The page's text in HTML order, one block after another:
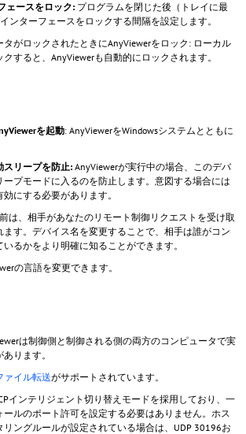
ェースをロック: プログラムを閉じた後（トレイに最
ンターフェースをロックする間隔を設定します。
タがロックされたときにAnyViewerをロック: ローカル
すると、AnyViewerも自動的にロックされます。
を起動: AnyViewerをWindowsシステムとともに
スリープを防止: AnyViewerが実行中の場合、このデバ
ープモードに入るのを防止します。意図する場合には
にする必要があります。
は、相手があなたのリモート制御リクエストを受け取
ます。デバイス名を変更することで、相手は誰がコン
るかをより明確に知ることができます。
の言語を変更できます。
は制御側と制御される側の両方のコンピュータで実
ります。
ァイル転送がサポートされています。
インテリジェント切り替えモードを採用しており、一
ールのポート許可を設定する必要はありません。ホス
リングルールが設定されている場合は、UDP 30196お